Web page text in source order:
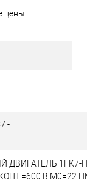
цены
....
1FK7-
В M0=22